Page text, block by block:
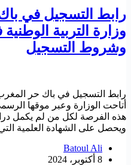
وزارة التربية
وشروط التسجيل
أتاحت الوزارة وعبر موقها
هذه الفرصة لكل من لم يكمل
ويحصل على الشهادة العلمية
Batoul Ali
8 أكتوبر، 2024